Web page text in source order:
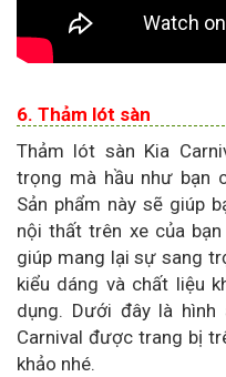
6. Thảm lót sàn
Thảm lót sàn Kia
trọng mà hầu như bạn
Sản phẩm này sẽ giúp
nội thất trên xe của
giúp mang lại sự sang
kiểu dáng và chất liệu
dụng. Dưới đây là
Carnival được trang bị
khảo nhé.